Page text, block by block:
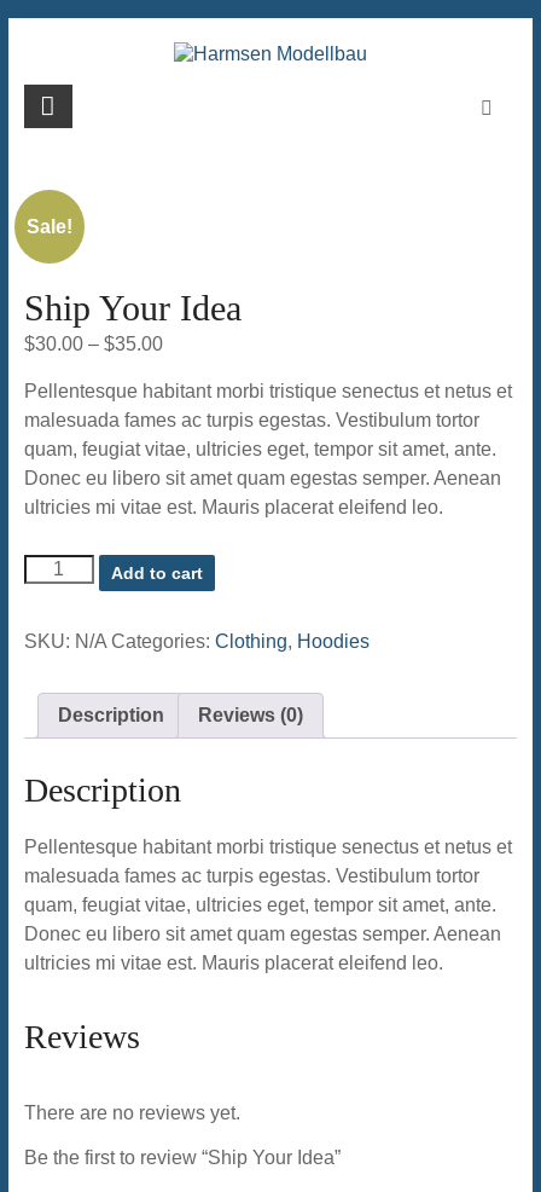
Harmsen
Sale!
Ship Your Idea
$30.00– $35.00
Pellentesque habitant morbi tristique senectus et netus et
malesuada fames ac turpis egestas. Vestibulum tortor
quam, feugiat vitae, ultricies eget, tempor sit amet, ante.
Donec eu libero sit amet quam egestas semper. Aenean
ultricies mi vitae est. Mauris placerat eleifend leo.
Ship
Your
quantity
Add to cart
SKU: N/A Categories: Clothing, Hoodies
Description Reviews (0)
Description
Pellentesque habitant morbi tristique senectus et netus et
malesuada fames ac turpis egestas. Vestibulum tortor
quam, feugiat vitae, ultricies eget, tempor sit amet, ante.
Donec eu libero sit amet quam egestas semper. Aenean
ultricies mi vitae est. Mauris placerat eleifend leo.
Reviews
There are no reviews yet.
Be the first to review “Ship Your Idea”